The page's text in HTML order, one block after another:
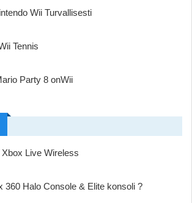
Wii Turvallisesti
Tennis
Party 8 onWii
Live Wireless
360 Halo Console & Elite konsoli ?